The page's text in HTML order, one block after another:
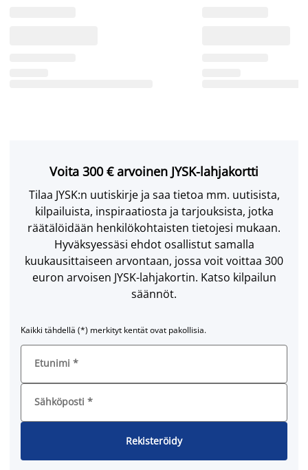
Voita 300 € arvoinen JYSK-lahjakortti
Tilaa JYSK:n uutiskirje ja saa tietoa mm. uutisista,
kilpailuista, inspiraatiosta ja tarjouksista, jotka
räätälöidään henkilökohtaisten tietojesi mukaan.
Hyväksyessäsi ehdot osallistut samalla
kuukausittaiseen arvontaan, jossa voit voittaa 300
euron arvoisen JYSK-lahjakortin. Katso kilpailun
säännöt.
Kaikki tähdellä (*) merkityt kentät ovat pakollisia.
Etunimi *
Sähköposti *
Rekisteröidy